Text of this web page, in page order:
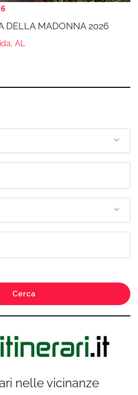
DELLA MADONNA 2026
AL
Cerca
nelle vicinanze